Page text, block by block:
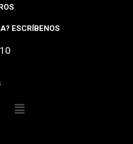
ESCRÍBENOS